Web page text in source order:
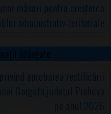
măsuri pentru creşterea
administrativ-teritoriale
adăugate
aprobarea rectificării
Gorgota,judeţul Prahova
pe anul 2026